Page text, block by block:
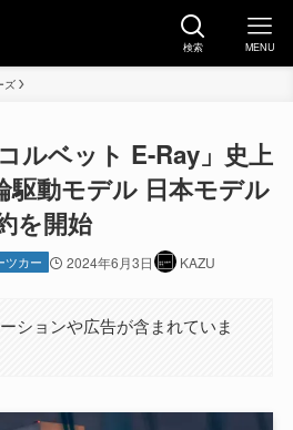
検索 MENU
ズ
ルベット E-Ray」史上
駆動モデル 日本モデル
を開始
ツカー 2024年6月3日 KAZU
ションや広告が含まれていま